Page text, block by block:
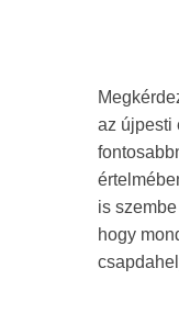
az újpesti
is
hogy